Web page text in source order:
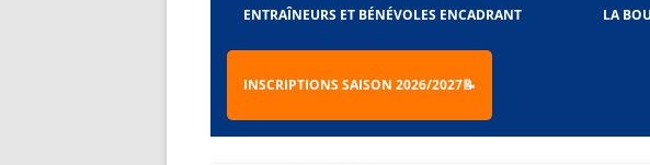
PROCÉDURES CAPITAINES ET CO-
ENTRAÎNEURS ET BÉNÉVOLES ENCADRANT LA
INSCRIPTIONS SAISON 2026/2027📝